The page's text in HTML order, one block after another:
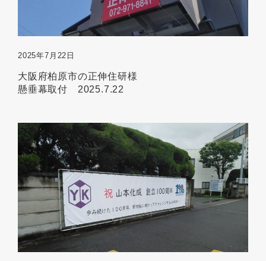
2025年7月22日
大阪府柏原市の正伸住研様
懸垂幕取付 2025.7.22